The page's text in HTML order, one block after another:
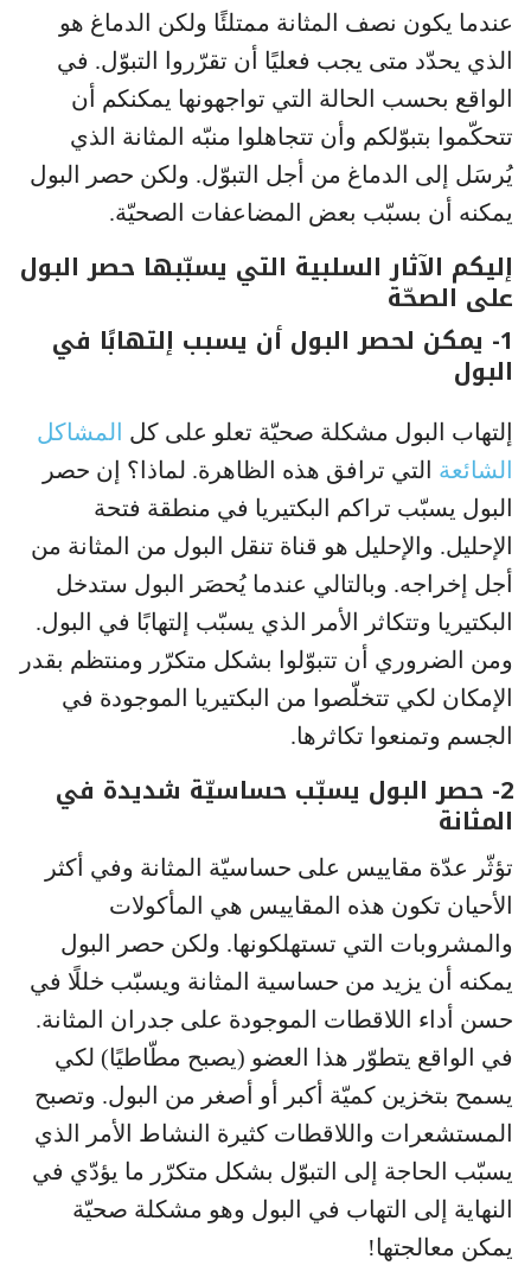
عندما يكون نصف المثانة ممتلئًا ولكن الدماغ هو
الذي يحدّد متى يجب فعليًا أن تقرّروا التبوّل. في
الواقع بحسب الحالة التي تواجهونها يمكنكم أن
تتحكّموا بتبوّلكم وأن تتجاهلوا منبّه المثانة الذي
يُرسَل إلى الدماغ من أجل التبوّل. ولكن حصر البول
يمكنه أن بسبّب بعض المضاعفات الصحيّة.
إليكم الآثار السلبية التي يسبّبها حصر البول
على الصحّة
1- يمكن لحصر البول أن يسبب إلتهابًا في
البول
إلتهاب البول مشكلة صحيّة تعلو على كل المشاكل
الشائعة التي ترافق هذه الظاهرة. لماذا؟ إن حصر
البول يسبّب تراكم البكتيريا في منطقة فتحة
الإحليل. والإحليل هو قناة تنقل البول من المثانة من
أجل إخراجه. وبالتالي عندما يُحصَر البول ستدخل
البكتيريا وتتكاثر الأمر الذي يسبّب إلتهابًا في البول.
ومن الضروري أن تتبوّلوا بشكل متكرّر ومنتظم بقدر
الإمكان لكي تتخلّصوا من البكتيريا الموجودة في
الجسم وتمنعوا تكاثرها.
2- حصر البول يسبّب حساسيّة شديدة في
المثانة
تؤثّر عدّة مقاييس على حساسيّة المثانة وفي أكثر
الأحيان تكون هذه المقاييس هي المأكولات
والمشروبات التي تستهلكونها. ولكن حصر البول
يمكنه أن يزيد من حساسية المثانة ويسبّب خللًا في
حسن أداء اللاقطات الموجودة على جدران المثانة.
في الواقع يتطوّر هذا العضو (يصبح مطّاطيًا) لكي
يسمح بتخزين كميّة أكبر أو أصغر من البول. وتصبح
المستشعرات واللاقطات كثيرة النشاط الأمر الذي
يسبّب الحاجة إلى التبوّل بشكل متكرّر ما يؤدّي في
النهاية إلى التهاب في البول وهو مشكلة صحيّة
يمكن معالجتها!